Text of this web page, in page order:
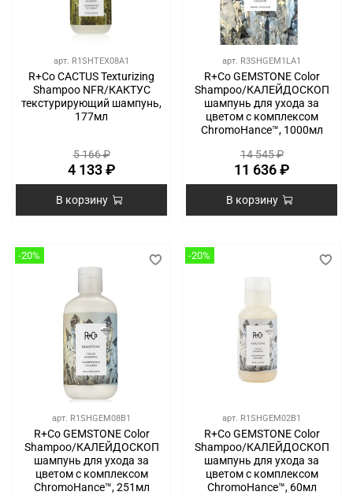
арт. R1SHTEX08A1
R+Co CACTUS Texturizing
Shampoo NFR/КАКТУС
текстурирующий шампунь,
177мл
5 166 ₽
4 133 ₽
В корзину
арт. R3SHGEM1LA1
R+Co GEMSTONE Color
Shampoo/КАЛЕЙДОСКОП
шампунь для ухода за
цветом с комплексом
ChromoHance™, 1000мл
14 545 ₽
11 636 ₽
В корзину
-20%
арт. R1SHGEM08B1
R+Co GEMSTONE Color
Shampoo/КАЛЕЙДОСКОП
шампунь для ухода за
цветом с комплексом
ChromoHance™, 251мл
-20%
арт. R1SHGEM02B1
R+Co GEMSTONE Color
Shampoo/КАЛЕЙДОСКОП
шампунь для ухода за
цветом с комплексом
ChromoHance™, 60мл